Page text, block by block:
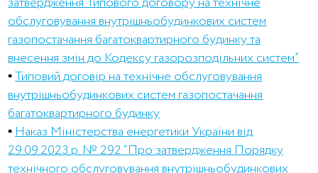
обслуговування внутрішньобудинкових систем
газопостачання багатоквартирного будинку та
внесення змін до Кодексу газорозподільних систем”
▪️Типовий договір на технічне обслуговування
внутрішньобудинкових систем газопостачання
багатоквартирного будинку
▪️Наказ Міністерства енергетики України від
29.09.2023 р. № 292 “Про затвердження Порядку
технічного обслуговування внутрішньобудинкових